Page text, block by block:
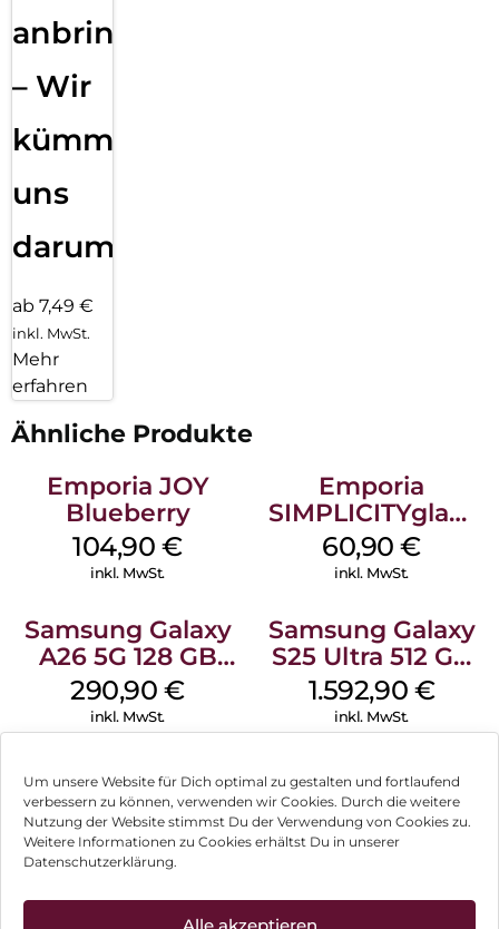
Um unsere Website für Dich optimal zu gestalten und fortlaufend
verbessern zu können, verwenden wir Cookies. Durch die weitere
Nutzung der Website stimmst Du der Verwendung von Cookies zu.
Weitere Informationen zu Cookies erhältst Du in unserer
Datenschutzerklärung.
Alle akzeptieren
anbringen
– Wir
kümmern
uns
darum!
ab 7,49 €
inkl. MwSt.
Mehr
erfahren
Ähnliche Produkte
Emporia JOY
Blueberry
104,90€
inkl. MwSt.
Emporia
SIMPLICITYglam
Weiss
60,90€
inkl. MwSt.
Samsung Galaxy
A26 5G 128 GB
White
290,90€
inkl. MwSt.
Samsung Galaxy
S25 Ultra 512 GB
Titanium
Whitesilver
1.592,90 €
inkl. MwSt.
Samsung Galaxy
S25 128 GB Silver
Shadow
594,90€
inkl. MwSt.
Samsung Galaxy
S25 256 GB
Icyblue
975,90€
Samsung Galaxy
Doro Leva L10